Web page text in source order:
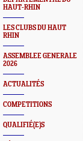
HAUT-RHIN
LES CLUBS DU HAUT
RHIN
ASSEMBLEE GENERALE
2026
ACTUALITÉS
COMPETITIONS
QUALIFIÉ(E)S